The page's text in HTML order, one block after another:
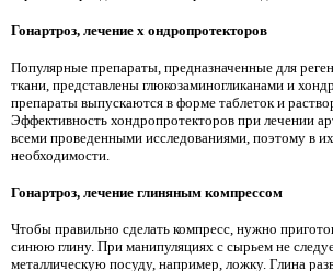
Гонартроз, лечение х ондропротекторов
Популярные препараты, предназначенные для
ткани, представлены глюкозаминогликанами и
препараты выпускаются в форме таблеток и
Эффективность хондропротекторов при лечении
всеми проведенными исследованиями, поэтому в
необходимости.
Гонартроз, лечение глиняным компрессом
Чтобы правильно сделать компресс, нужно
синюю глину. При манипуляциях с сырьем не
металлическую посуду, например, ложку. Глина